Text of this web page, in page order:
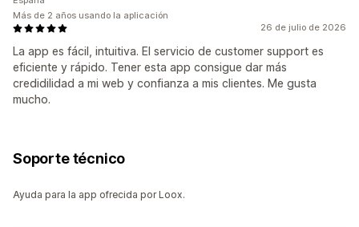
26 de julio de 2026
La app es fácil, intuitiva. El servicio de customer support es
eficiente y rápido. Tener esta app consigue dar más
credidilidad a mi web y confianza a mis clientes. Me gusta
mucho.
Más de 2 años usando la aplicación
Soporte técnico
Ayuda para la app ofrecida por Loox.